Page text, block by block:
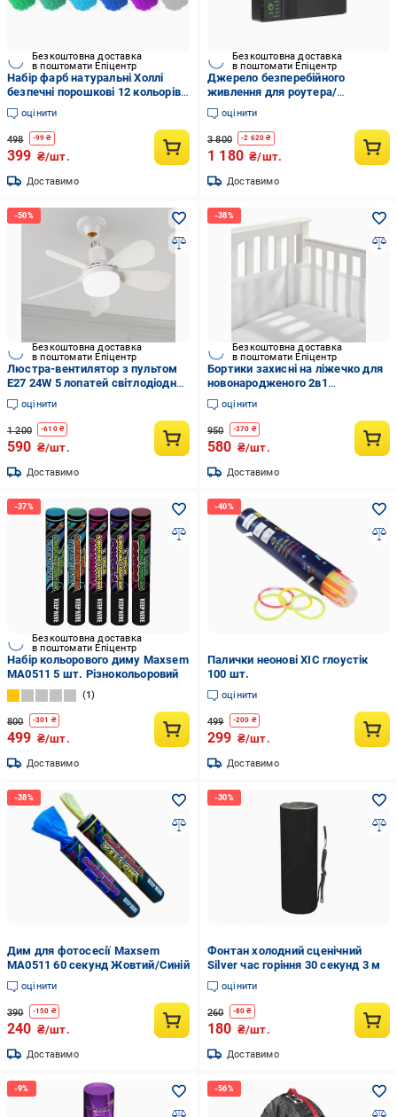
Безкоштовна доставка
в поштомати Епіцентр
Набір фарб натуральні Холлі
безпечні порошкові 12 кольорів
по 50 г
оцінити
498 -99 ₴
399 ₴/шт.
Доставимо
Безкоштовна доставка
в поштомати Епіцентр
Джерело безперебійного
живлення для роутера/
маршрутизатора TTN DC-1018
18W 10400 mAh 18W DC
5V/9V/12V USB PoE
оцінити
3 800 -2 620 ₴
1 180 ₴/шт.
Доставимо
Безкоштовна доставка
в поштомати Епіцентр
Люстра-вентилятор з пультом
E27 24W 5 лопатей світлодіодна
42 см Білий (26859458)
оцінити
1 200 -610₴
590 ₴/шт.
Доставимо
Безкоштовна доставка
в поштомати Епіцентр
Бортики захисні на ліжечко для
новонародженого 2в1
320х27/150х27 см Білий
оцінити
950 -370 ₴
580 ₴/шт.
Доставимо
Безкоштовна доставка
в поштомати Епіцентр
Набір кольорового диму Maxsem
MA0511 5 шт. Різнокольоровий
1
800 -301 ₴
499 ₴/шт.
Доставимо
Палички неонові ХІС глоустік
100 шт.
оцінити
499 -200 ₴
299 ₴/шт.
Доставимо
Дим для фотосесії Maxsem
MA0511 60 секунд Жовтий/Синій
оцінити
390 -150 ₴
240 ₴/шт.
Доставимо
Фонтан холодний сценічний
Silver час горіння 30 секунд 3 м
оцінити
260 -80 ₴
180 ₴/шт.
Доставимо